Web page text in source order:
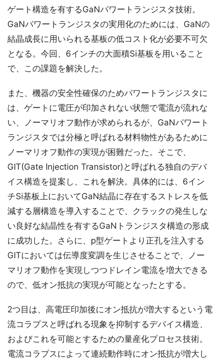
ゲート構造を有するGaNパワートランジスタ技術。
GaNパワートランジスタの実用化のためには、GaNの
結晶成長に用いられる基板の低コスト化が必要不可欠
となる。今回、6インチの大面積Si基板を用いること
で、この課題を解決した。
また、機器の安全性確保のためパワートランジスタに
は、ゲートに電圧が印加されない状態で電流が流れな
い、ノーマリオフ動作が求められるが、GaNパワート
ランジスタでは分極と呼ばれる材料物性があるために
ノーマリオフ動作の実現が困難だった。そこで、
GIT(Gate Injection Transistor)と呼ばれる独自のデバ
イス構造を提案し、これを解決。具体的には、6イン
チSi基板上においてGaN結晶に存在するストレスを低
減する層構造を導入することで、クラックの発生しな
い良好な結晶性を有するGaNトランジスタ構造の形成
に成功した。さらに、p型ゲートより正孔を注入する
GITにおいては伝導度変調を生じさせることで、ノー
マリオフ動作を実現しつつドレイン電流を増大できる
ので、低オン抵抗の実現が可能となったとする。
2つ目は、高電圧印加後にオン抵抗が増大するという電
流コラプスと呼ばれる現象を抑制するデバイス構造、
およびこれを可能とするための量産化プロセス技術。
電流コラプスによって連続動作時にオン抵抗が増大し